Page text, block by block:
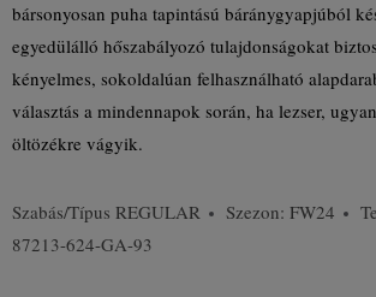
bársonyosan puha tapintású báránygyapjúból
egyedülálló hőszabályozó tulajdonságokat
kényelmes, sokoldalúan felhasználható
választás a mindennapok során, ha lezser,
öltözékre vágyik.
Szabás/Típus REGULAR Szezon: FW24
87213-624-GA-93